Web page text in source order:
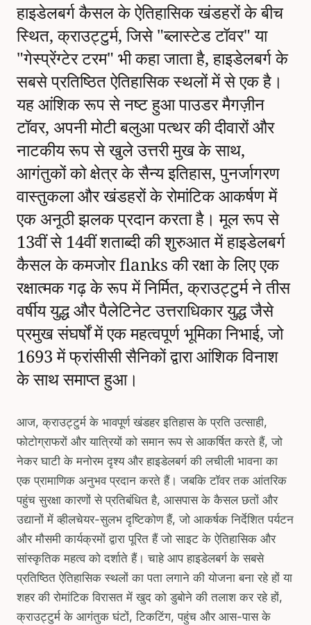
हाइडेलबर्ग कैसल के ऐतिहासिक खंडहरों के बीच
स्थित, क्राउट्टुर्म, जिसे "ब्लास्टेड टॉवर" या
"गेस्प्रेंग्टेर टरम" भी कहा जाता है, हाइडेलबर्ग के
सबसे प्रतिष्ठित ऐतिहासिक स्थलों में से एक है।
यह आंशिक रूप से नष्ट हुआ पाउडर मैगज़ीन
टॉवर, अपनी मोटी बलुआ पत्थर की दीवारों और
नाटकीय रूप से खुले उत्तरी मुख के साथ,
आगंतुकों को क्षेत्र के सैन्य इतिहास, पुनर्जागरण
वास्तुकला और खंडहरों के रोमांटिक आकर्षण में
एक अनूठी झलक प्रदान करता है। मूल रूप से
13वीं से 14वीं शताब्दी की शुरुआत में हाइडेलबर्ग
कैसल के कमजोर flanks की रक्षा के लिए एक
रक्षात्मक गढ़ के रूप में निर्मित, क्राउट्टुर्म ने तीस
वर्षीय युद्ध और पैलेटिनेट उत्तराधिकार युद्ध जैसे
प्रमुख संघर्षों में एक महत्वपूर्ण भूमिका निभाई, जो
1693 में फ्रांसीसी सैनिकों द्वारा आंशिक विनाश
के साथ समाप्त हुआ।
आज, क्राउट्टुर्म के भावपूर्ण खंडहर इतिहास के प्रति उत्साही,
फोटोग्राफरों और यात्रियों को समान रूप से आकर्षित करते हैं, जो
नेकर घाटी के मनोरम दृश्य और हाइडेलबर्ग की लचीली भावना का
एक प्रामाणिक अनुभव प्रदान करते हैं। जबकि टॉवर तक आंतरिक
पहुंच सुरक्षा कारणों से प्रतिबंधित है, आसपास के कैसल छतों और
उद्यानों में व्हीलचेयर-सुलभ दृष्टिकोण हैं, जो आकर्षक निर्देशित पर्यटन
और मौसमी कार्यक्रमों द्वारा पूरित हैं जो साइट के ऐतिहासिक और
सांस्कृतिक महत्व को दर्शाते हैं। चाहे आप हाइडेलबर्ग के सबसे
प्रतिष्ठित ऐतिहासिक स्थलों का पता लगाने की योजना बना रहे हों या
शहर की रोमांटिक विरासत में खुद को डुबोने की तलाश कर रहे हों,
क्राउट्टुर्म के आगंतुक घंटों, टिकटिंग, पहुंच और आस-पास के